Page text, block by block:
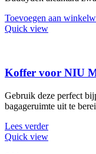
Toevoegen aan
Quick view
Koffer voor NIU
Gebruik deze perfect
bagageruimte uit te
Lees verder
Quick view